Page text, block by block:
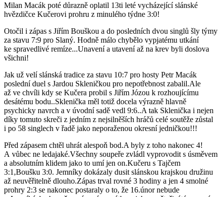
Milan Macák poté důrazně oplatil 13ti leté vycházející slánské
hvězdičce Kučerovi prohru z minulého týdne 3:0!
Otočil i zápas s Jiřím Bouškou a do posledních dvou singlů šly týmy
za stavu 7:9 pro Slaný. Hodně málo chybělo vypjatému utkání
ke spravedlivé remíze...Unavení a utavení až na krev byli doslova
všichni!
Jak už velí slánská tradice za stavu 10:7 pro hosty Petr Macák
poslední duel s Jardou Skleničkou pro nepotřebnost zabalil.Ale
až ve chvíli kdy se Kučera probil s Jiřím Józou k rozhoujícímu
desátému bodu..Sklenička měl totiž docela výrazně hlavně
psychicky navrch a v úvodní sadě vedl 9:6..A tak Sklenička i nejen
díky tomuto skreči z jedním z nejsilněších hráčů celé soutěže zůstal
i po 58 singlech v řadě jako neporaženou okresní jedničkou!!!
Před zápasem chtěl uhrát alespoň bod.A byly z toho nakonec 4!
A vůbec ne ledajaké.Všechny soupeře zvládl vyprovodit s úsměvem
a absolutním klidem jako to umí jen on.Kučeru s Tajčem
3:1,Boušku 3:0. Jemníky dokázaly dusit slánskou krajskou družinu
až neuvěřitelně dlouho.Zápas trval rovné 3 hodiny a jen 4 smolné
prohry 2:3 se nakonec postaraly o to, že 16.únor nebude